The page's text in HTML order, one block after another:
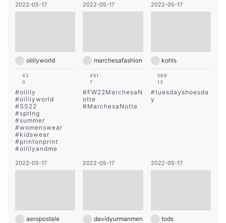
2022-05-17
oililyworld
42
0
#oilily
#oililyworld
#SS22
#spring
#summer
#womenswear
#kidswear
#printonprint
#oililyandme
2022-05-17
marchesafashion
451
7
#FW22MarchesaN
otte
#MarchesaNotte
2022-05-17
kohls
569
13
#tuesdayshoesda
y
2022-05-17
aeropostale
2022-05-17
davidyurmanmen
2022-05-17
tods